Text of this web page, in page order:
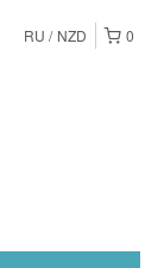
0
RU NZD